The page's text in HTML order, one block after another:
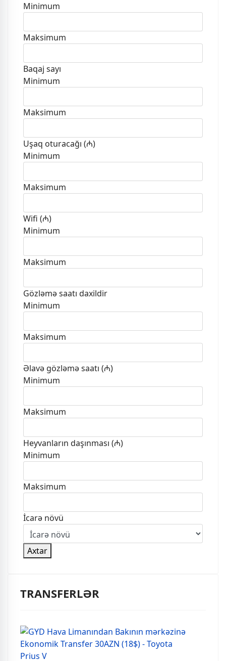
Minimum
Maksimum
Baqaj sayı
Minimum
Maksimum
Uşaq oturacağı (₼)
Minimum
Maksimum
Wifi (₼)
Minimum
Maksimum
Gözləmə saatı daxildir
Minimum
Maksimum
Əlavə gözləmə saatı (₼)
Minimum
Maksimum
Heyvanların daşınması (₼)
Minimum
Maksimum
İcarə növü
Axtar
TRANSFERLƏR